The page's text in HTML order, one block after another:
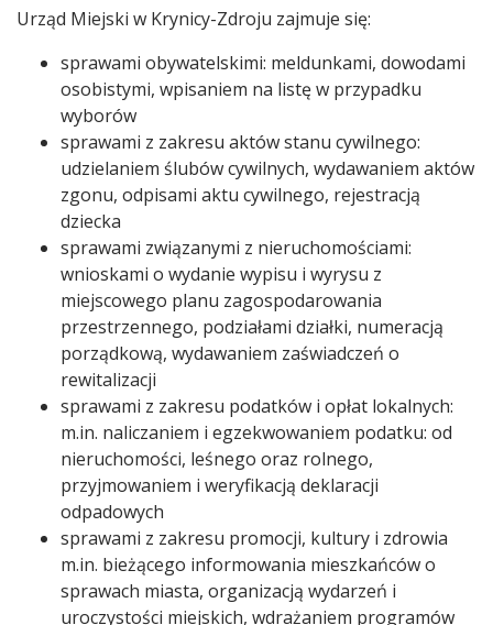
Urząd Miejski w Krynicy-Zdroju zajmuje się:
sprawami obywatelskimi: meldunkami, dowodami
osobistymi, wpisaniem na listę w przypadku
wyborów
sprawami z zakresu aktów stanu cywilnego:
udzielaniem ślubów cywilnych, wydawaniem aktów
zgonu, odpisami aktu cywilnego, rejestracją
dziecka
sprawami związanymi z nieruchomościami:
wnioskami o wydanie wypisu i wyrysu z
miejscowego planu zagospodarowania
przestrzennego, podziałami działki, numeracją
porządkową, wydawaniem zaświadczeń o
rewitalizacji
sprawami z zakresu podatków i opłat lokalnych:
m.in. naliczaniem i egzekwowaniem podatku: od
nieruchomości, leśnego oraz rolnego,
przyjmowaniem i weryfikacją deklaracji
odpadowych
sprawami z zakresu promocji, kultury i zdrowia
m.in. bieżącego informowania mieszkańców o
sprawach miasta, organizacją wydarzeń i
uroczystości miejskich, wdrażaniem programów